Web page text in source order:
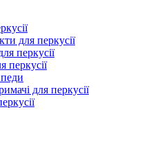
для перкусії
перкусії
перкусії
для перкусії